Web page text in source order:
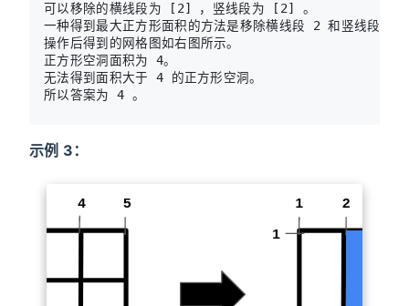
可以移除的横线段为 [2] ，竖线段为 [2] 。
一种得到最大正方形面积的方法是移除横线段 2 和竖线段 2
操作后得到的网格图如右图所示。
正方形空洞面积为 4。
无法得到面积大于 4 的正方形空洞。
示例 3：